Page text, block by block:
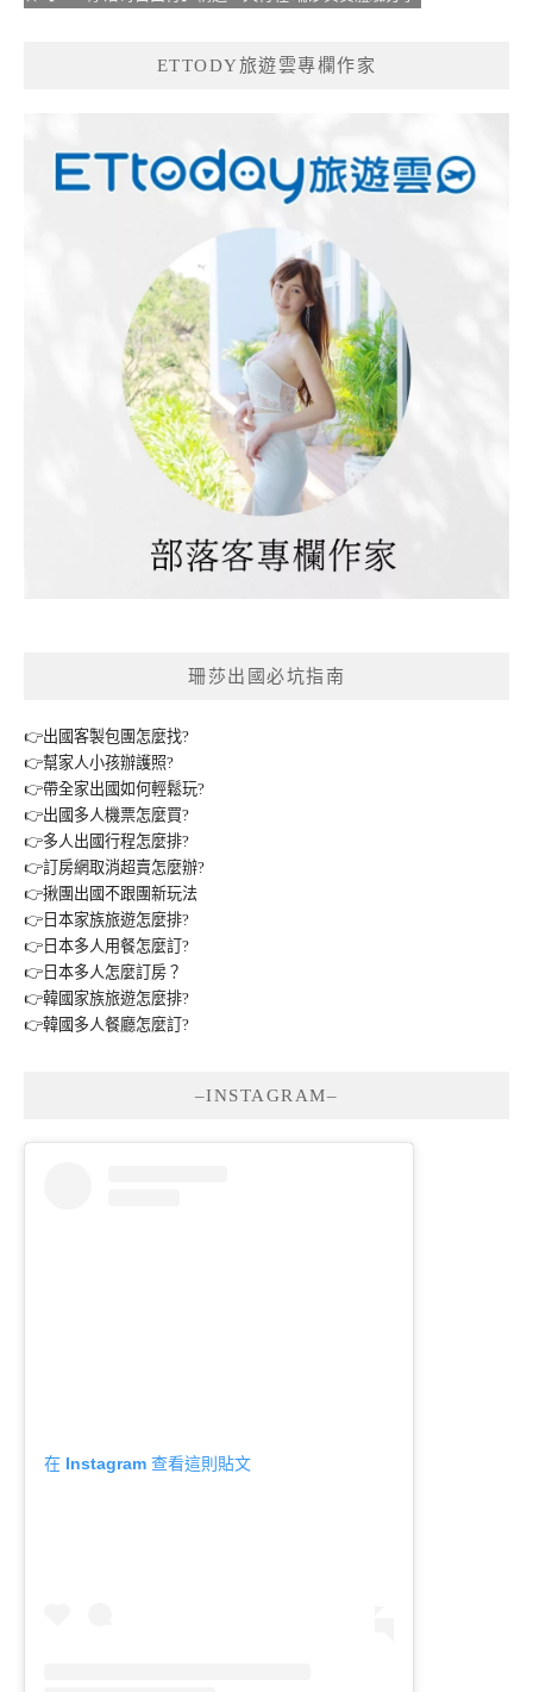
ETTODY旅遊雲專欄作家
珊莎出國必坑指南
👉出國客製包團怎麼找?
👉幫家人小孩辦護照?
👉帶全家出國如何輕鬆玩?
👉出國多人機票怎麼買?
👉多人出國行程怎麼排?
👉訂房網取消超賣怎麼辦?
👉揪團出國不跟團新玩法
👉日本家族旅遊怎麼排?
👉日本多人用餐怎麼訂?
👉日本多人怎麼訂房？
👉韓國家族旅遊怎麼排?
👉韓國多人餐廳怎麼訂?
–INSTAGRAM–
在 Instagram 查看這則貼文